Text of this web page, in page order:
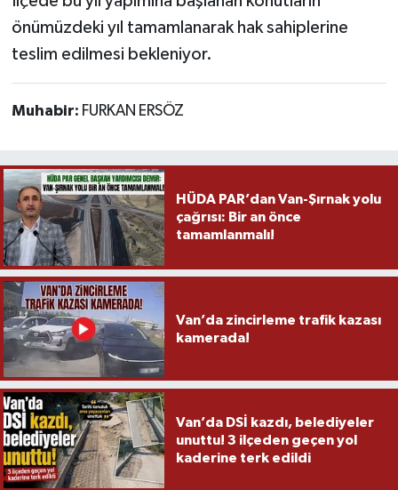
önümüzdeki yıl tamamlanarak hak sahiplerine
teslim edilmesi bekleniyor.
Muhabir: FURKAN ERSÖZ
HÜDA PAR’dan Van-Şırnak yolu
çağrısı: Bir an önce
tamamlanmalı!
Van’da zincirleme trafik kazası
kamerada!
Van’da DSİ kazdı, belediyeler
unuttu! 3 ilçeden geçen yol
kaderine terk edildi